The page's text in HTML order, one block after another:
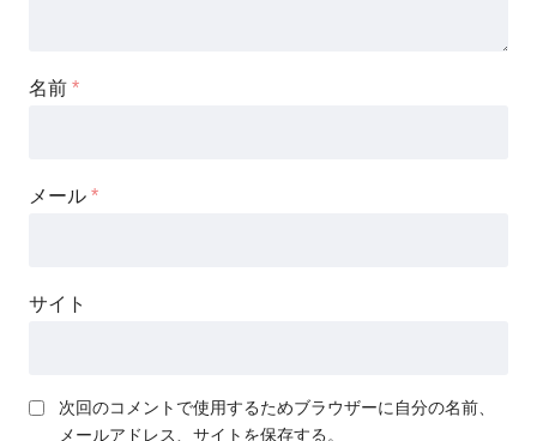
名前 *
メール *
サイト
次回のコメントで使用するためブラウザーに自分の名前、
メールアドレス、サイトを保存する。